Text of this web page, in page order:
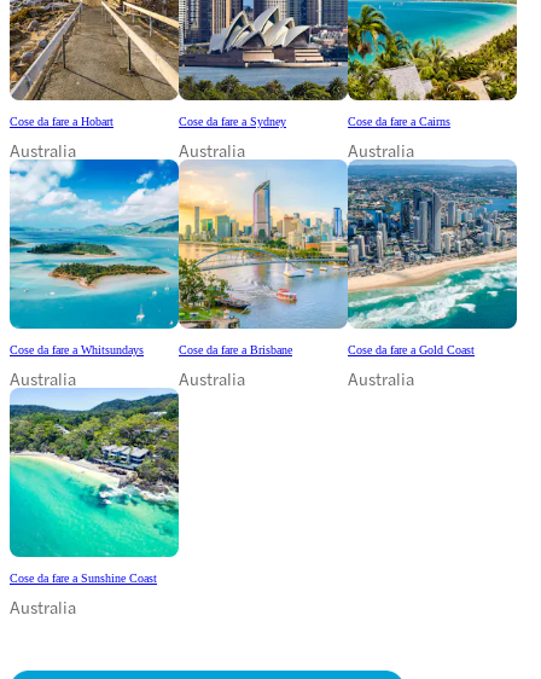
Cose da fare a Hobart
Australia
Cose da fare a Sydney
Australia
Cose da fare a Cairns
Australia
Cose da fare a Whitsundays
Australia
Cose da fare a Brisbane
Australia
Cose da fare a Gold Coast
Australia
Cose da fare a Sunshine Coast
Australia